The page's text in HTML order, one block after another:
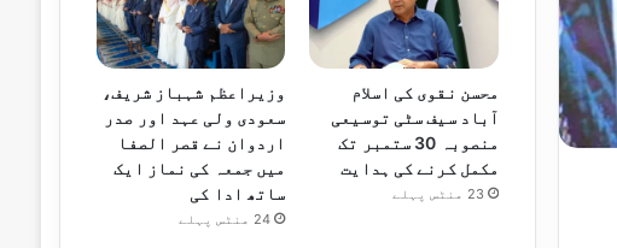
محسن نقوی کی اسلام
آباد سیف سٹی توسیعی
منصوبہ 30 ستمبر تک
مکمل کرنے کی ہدایت
23 منٹس پہلے
وزیراعظم شہباز شریف،
سعودی ولی عہد اور صدر
اردوان نے قصر الصفا
میں جمعہ کی نماز ایک
ساتھ ادا کی
24 منٹس پہلے